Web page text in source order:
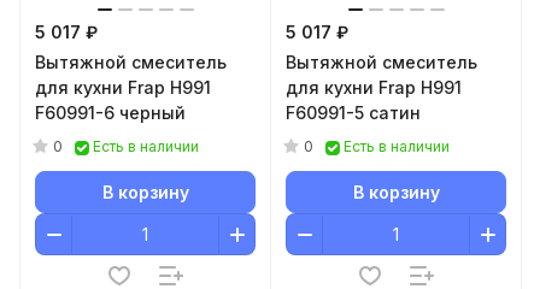
5 017 ₽
Вытяжной смеситель
для кухни Frap H991
F60991-6 черный
0 Есть в наличии
В корзину
5 017 ₽
Вытяжной смеситель
для кухни Frap H991
F60991-5 сатин
0 Есть в наличии
В корзину